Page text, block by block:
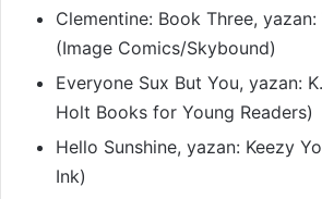
Clementine: Book Three,
(Image Comics/Skybound)
Everyone Sux But You, yazan:
Holt Books for Young Readers)
Hello Sunshine, yazan: Keezy
Ink)